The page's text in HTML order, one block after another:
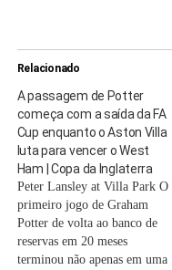
Relacionado
A passagem de Potter
começa com a saída da FA
Cup enquanto o Aston Villa
luta para vencer o West
Ham | Copa da Inglaterra
Peter Lansley at Villa Park O
primeiro jogo de Graham
Potter de volta ao banco de
reservas em 20 meses
terminou não apenas em uma